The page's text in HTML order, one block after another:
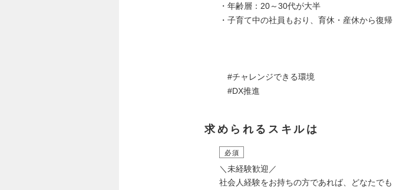
・年齢層：20～30代が大半
・子育て中の社員もおり、育休・産休から復
#チャレンジできる環境
#DX推進
求められるスキルは
必須
＼未経験歓迎／
社会人経験をお持ちの方であれば、どなたでも